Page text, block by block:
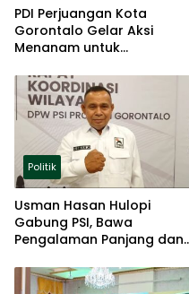
PDI Perjuangan Kota
Gorontalo Gelar Aksi
Menanam untuk
Politik
Usman Hasan Hulopi
Gabung PSI, Bawa
Pengalaman Panjang dan